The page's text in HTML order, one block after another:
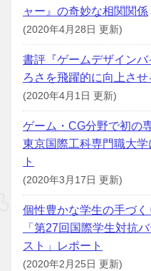
ャー』の奇妙な相関関係
(2020年4月28日 更新)
書評『ゲームデザイン
ろさを飛躍的に向上させ
(2020年4月1日 更新)
ゲーム・CG分野で初の
東京国際工科専門職大
ト
(2020年3月17日 更新)
個性豊かな学生の手づく
「第27回国際学生対抗
スト」レポート
(2020年2月25日 更新)